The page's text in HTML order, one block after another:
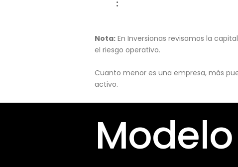
:
Nota: En Inversionas revisamos la
el riesgo operativo.
Cuanto menor es una empresa, más
activo.